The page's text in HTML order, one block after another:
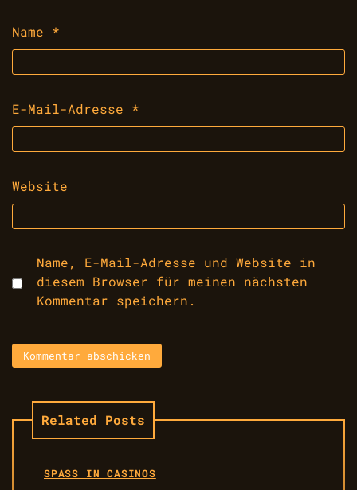
Name *
E-Mail-Adresse *
Website
Name, E-Mail-Adresse und Website in
diesem Browser für meinen nächsten
Kommentar speichern.
Related Posts
SPASS IN CASINOS